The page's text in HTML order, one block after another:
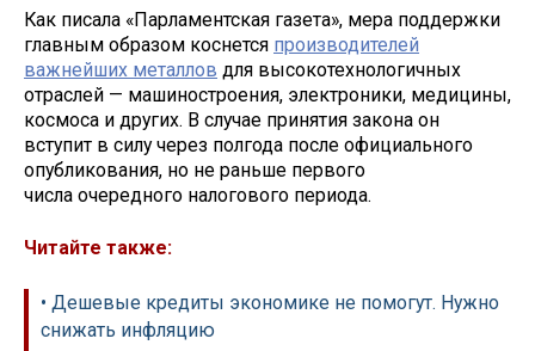
Как писала «Парламентская газета», мера поддержки
главным образом коснется производителей
важнейших металлов для высокотехнологичных
отраслей — машиностроения, электроники, медицины,
космоса и других. В случае принятия закона он
вступит в силу через полгода после официального
опубликования, но не раньше первого
числа очередного налогового периода.
Читайте также:
• Дешевые кредиты экономике не помогут. Нужно
снижать инфляцию